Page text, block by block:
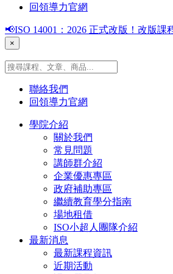
回領導力官網
📢ISO 14001：2026 正式改版！改版
×
聯絡我們
回領導力官網
學院介紹
關於我們
常見問題
講師群介紹
企業優惠專區
政府補助專區
繼續教育學分指南
場地租借
ISO小超人團隊介紹
最新消息
最新課程資訊
近期活動